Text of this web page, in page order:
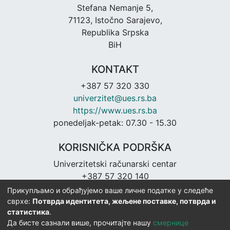
Stefana Nemanje 5,
71123, Istočno Sarajevo,
Republika Srpska
BiH
KONTAKT
+387 57 320 330
univerzitet@ues.rs.ba
https://www.ues.rs.ba
ponedeljak-petak: 07.30 - 15.30
KORISNIČKA PODRŠKA
Univerzitetski računarski centar
+387 57 320 140
urc@ues.rs.ba
https://urc.ues.rs.ba
Прикупљамо и обрађујемо ваше личне податке у следеће
сврхе: Потврда идентитета, жељене поставке, потврда и
статистика.
Да бисте сазнали више, прочитајте нашу смернице